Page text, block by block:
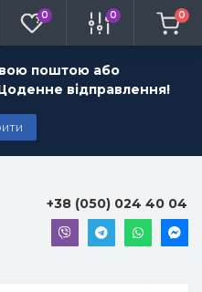
поштою або
відправлення!
0 0 0
+38 (050) 024 40 04